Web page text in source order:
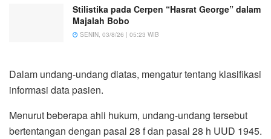
Stilistika pada Cerpen “Hasrat George” dalam
Majalah Bobo
SENIN, 03/8/26 | 05:23 WIB
Dalam undang-undang diatas, mengatur tentang klasifikasi
informasi data pasien.
Menurut beberapa ahli hukum, undang-undang tersebut
bertentangan dengan pasal 28 f dan pasal 28 h UUD 1945.